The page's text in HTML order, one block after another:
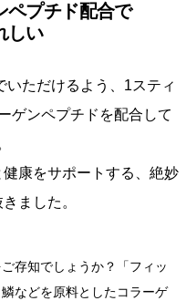
ペプチド配合で
しい
ただけるよう、1スティ
ゲンペプチドを配合して
康をサポートする、絶妙
ました。
存知でしょうか？「フィッ
などを原料としたコラーゲ